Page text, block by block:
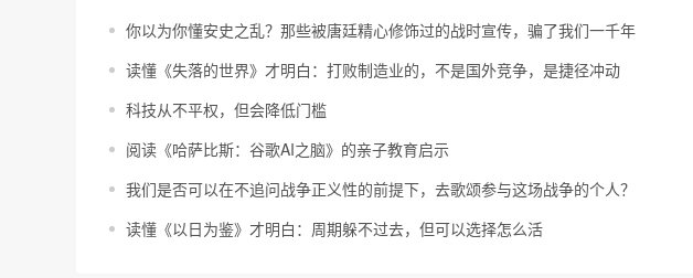
你以为你懂安史之乱？那些被唐廷精心修饰过的战时宣传，骗了我们一千年
读懂《失落的世界》才明白：打败制造业的，不是国外竞争，是捷径冲动
科技从不平权，但会降低门槛
阅读《哈萨比斯：谷歌AI之脑》的亲子教育启示
我们是否可以在不追问战争正义性的前提下，去歌颂参与这场战争的个人？
读懂《以日为鉴》才明白：周期躲不过去，但可以选择怎么活